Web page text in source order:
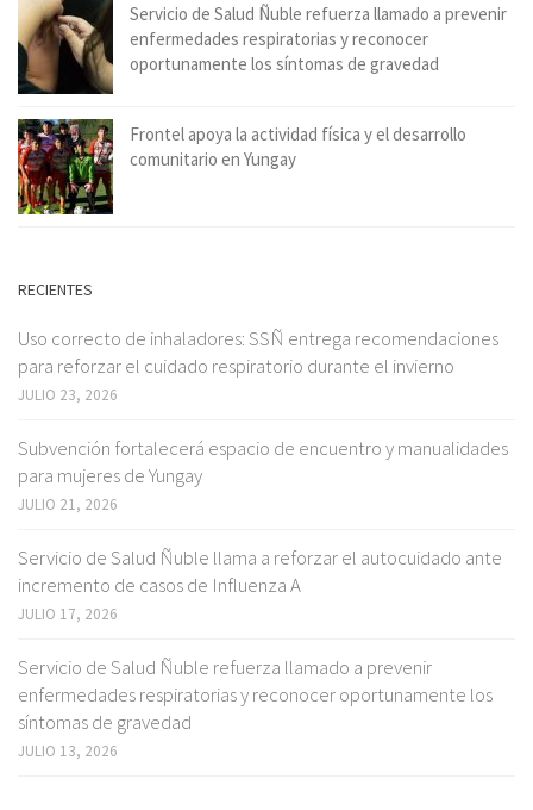
Servicio de Salud Ñuble refuerza llamado a prevenir
enfermedades respiratorias y reconocer
oportunamente los síntomas de gravedad
Frontel apoya la actividad física y el desarrollo
comunitario en Yungay
RECIENTES
Uso correcto de inhaladores: SSÑ entrega recomendaciones
para reforzar el cuidado respiratorio durante el invierno
JULIO 23, 2026
Subvención fortalecerá espacio de encuentro y manualidades
para mujeres de Yungay
JULIO 21, 2026
Servicio de Salud Ñuble llama a reforzar el autocuidado ante
incremento de casos de Influenza A
JULIO 17, 2026
Servicio de Salud Ñuble refuerza llamado a prevenir
enfermedades respiratorias y reconocer oportunamente los
síntomas de gravedad
JULIO 13, 2026